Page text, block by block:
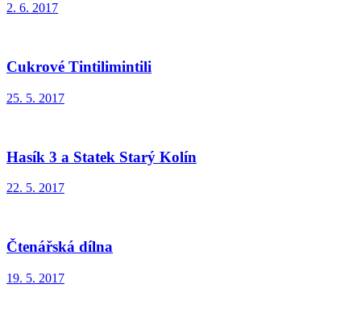
2. 6. 2017
Cukrové Tintilimintili
25. 5. 2017
Hasík 3 a Statek Starý Kolín
22. 5. 2017
Čtenářská dílna
19. 5. 2017